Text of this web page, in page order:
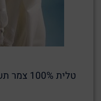
טלית 100% צמר תשבץ – פסים לבנים – 503